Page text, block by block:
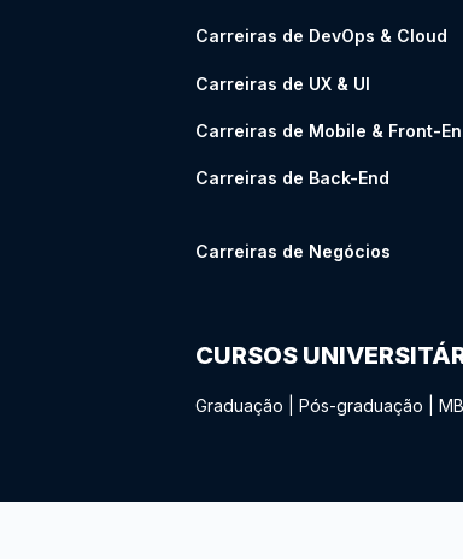
Carreiras de DevOps & Cloud
Carreiras de UX & UI
Carreiras de Mobile & Front-
Carreiras de Back-End
Carreiras de Negócios
CURSOS
Graduação Pós-graduação